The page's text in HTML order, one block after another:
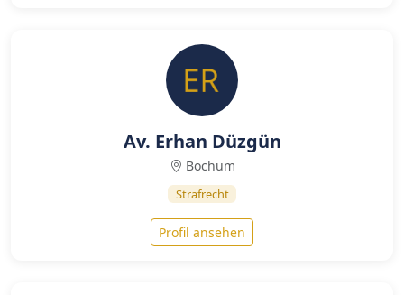
Av. Erhan Düzgün
Bochum
Strafrecht
Profil ansehen